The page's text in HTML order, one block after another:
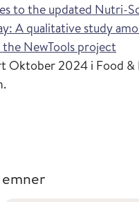
to the updated Nutri-
A qualitative study
the NewTools project
Oktober 2024 i Food
.